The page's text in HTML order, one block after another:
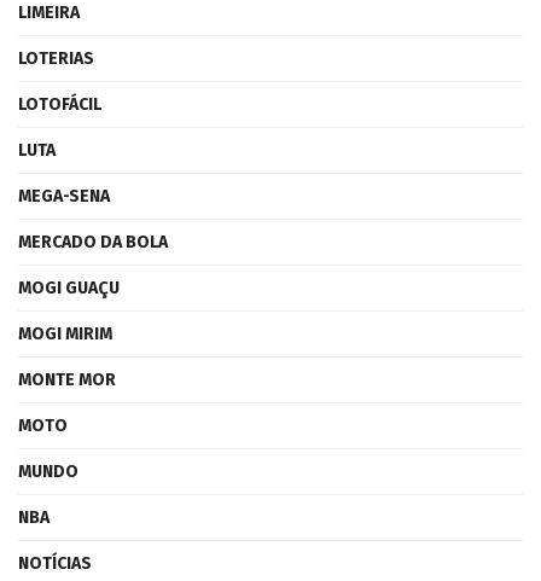
LIMEIRA
LOTERIAS
LOTOFÁCIL
LUTA
MEGA-SENA
MERCADO DA BOLA
MOGI GUAÇU
MOGI MIRIM
MONTE MOR
MOTO
MUNDO
NBA
NOTÍCIAS